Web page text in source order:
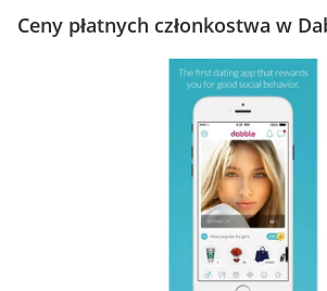
Ceny płatnych członkostwa w